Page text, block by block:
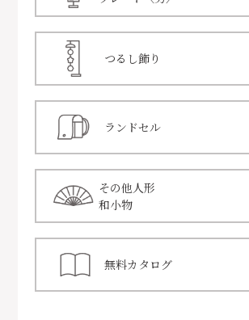
つるし飾り
ランドセル
その他人形
和小物
無料カタログ